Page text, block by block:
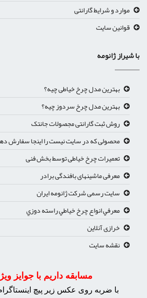
موارد و شرایط گارانتی
قوانین سایت
با شیراز ژانومه
بهترین مدل چرخ خیاطی چیه؟
بهترین مدل چرخ سردوز چیه؟
روش ثبت گارانتی مجصولات جانتک
محصولی که در سایت نیست را اینجا سفارش
تعمیرات چرخ خیاطی توسط بخش فنی
معرفی ماشینهای بافندگی برادر
سایت رسمی شرکت ژانومه ایران
معرفي انواع چرخ خياطي راسته دوزي
خرازی آنلاین
نقشه سایت
مسابقه داریم با جوایز
با ضربه روی عکس زیر پیچ اینستاگرام